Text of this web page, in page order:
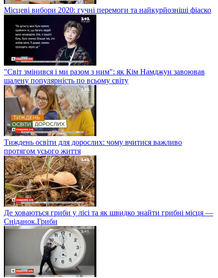
Місцеві вибори 2020: гучні перемоги та найкурйозніші фіаско
"Світ змінився і ми разом з ним": як Кім Намджун завоював
шалену популярність по всьому світу
Тиждень освіти для дорослих: чому вчитися важливо
протягом усього життя
Де ховаються гриби у лісі та як швидко знайти грибні місця —
Сніданок.Гриби